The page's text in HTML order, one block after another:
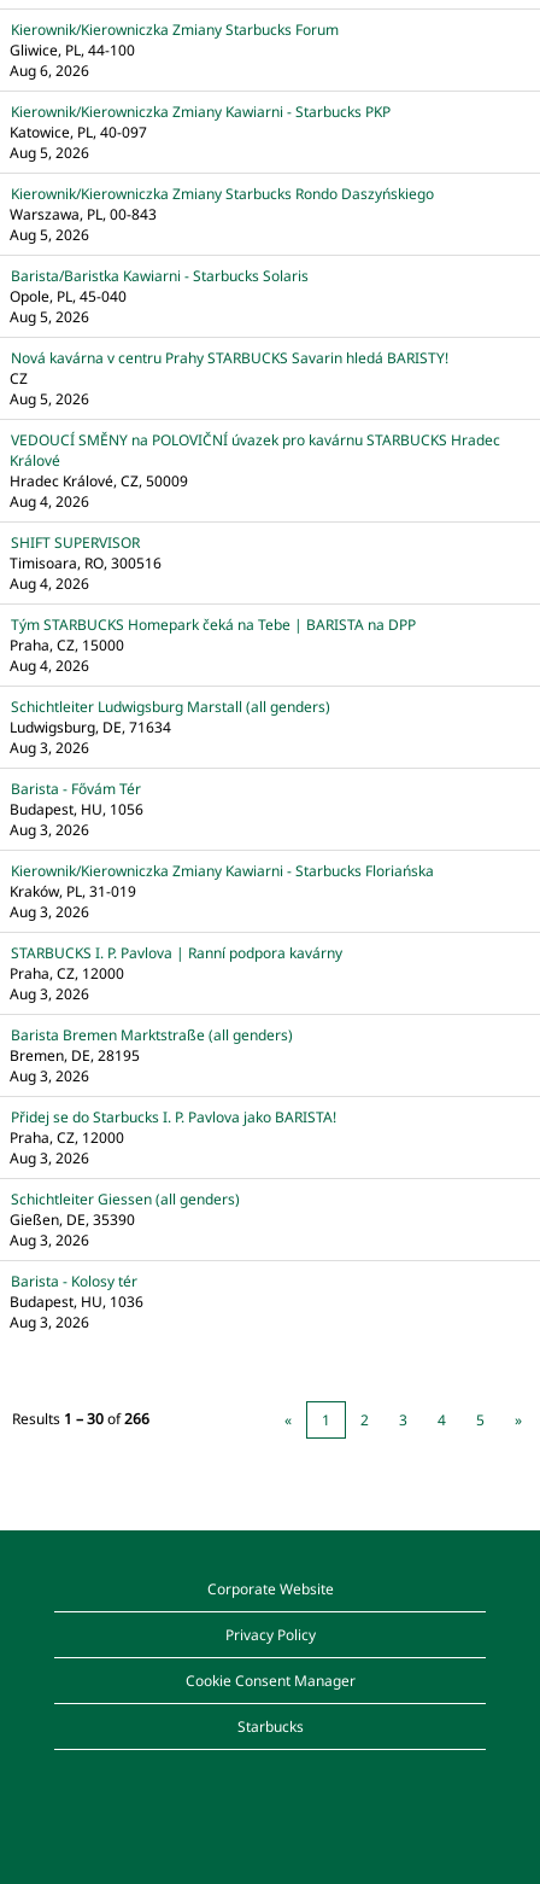
Kierownik/Kierowniczka Zmiany Starbucks Forum
Gliwice, PL, 44-100
Aug 6, 2026
Kierownik/Kierowniczka Zmiany Kawiarni - Starbucks PKP
Katowice, PL, 40-097
Aug 5, 2026
Kierownik/Kierowniczka Zmiany Starbucks Rondo Daszyńskiego
Warszawa, PL, 00-843
Aug 5, 2026
Barista/Baristka Kawiarni - Starbucks Solaris
Opole, PL, 45-040
Aug 5, 2026
Nová kavárna v centru Prahy STARBUCKS Savarin hledá BARISTY!
CZ
Aug 5, 2026
VEDOUCÍ SMĚNY na POLOVIČNÍ úvazek pro kavárnu STARBUCKS Hradec
Králové
Hradec Králové, CZ, 50009
Aug 4, 2026
SHIFT SUPERVISOR
Timisoara, RO, 300516
Aug 4, 2026
Tým STARBUCKS Homepark čeká na Tebe | BARISTA na DPP
Praha, CZ, 15000
Aug 4, 2026
Schichtleiter Ludwigsburg Marstall (all genders)
Ludwigsburg, DE, 71634
Aug 3, 2026
Barista - Fővám Tér
Budapest, HU, 1056
Aug 3, 2026
Kierownik/Kierowniczka Zmiany Kawiarni - Starbucks Floriańska
Kraków, PL, 31-019
Aug 3, 2026
STARBUCKS I. P. Pavlova | Ranní podpora kavárny
Praha, CZ, 12000
Aug 3, 2026
Barista Bremen Marktstraße (all genders)
Bremen, DE, 28195
Aug 3, 2026
Přidej se do Starbucks I. P. Pavlova jako BARISTA!
Praha, CZ, 12000
Aug 3, 2026
Schichtleiter Giessen (all genders)
Gießen, DE, 35390
Aug 3, 2026
Barista - Kolosy tér
Budapest, HU, 1036
Aug 3, 2026
Results 1 – 30of266 « 1 2 3 4 5 »
Corporate Website
Privacy Policy
Cookie Consent Manager
Starbucks